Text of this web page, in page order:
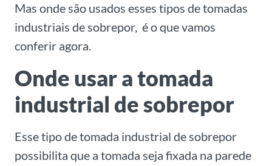
Mas onde são usados esses tipos de tomadas
industriais de sobrepor, é o que vamos
conferir agora.
Onde usar a tomada
industrial de sobrepor
Esse tipo de tomada industrial de sobrepor
possibilita que a tomada seja fixada na parede